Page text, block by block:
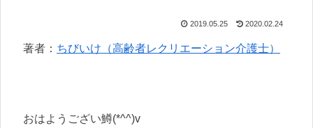
2019.05.25 2020.02.24
著者： ちびいけ（高齢者レクリエーション介護士）
おはようござい鱒(*^^)v